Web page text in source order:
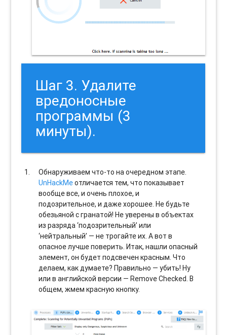
Шаг 3. Удалите
вредоносные
программы (3
минуты).
Обнаруживаем что-то на очередном этапе.
UnHackMeотличается тем, что показывает
вообще все, и очень плохое, и
подозрительное, и даже хорошее. Не будьте
обезьяной с гранатой! Не уверены в объектах
из разряда ‘подозрительный’ или
‘нейтральный’ — не трогайте их. А вот в
опасное лучше поверить. Итак, нашли опасный
элемент, он будет подсвечен красным. Что
делаем, как думаете? Правильно — убить! Ну
или в английской версии — Remove Checked. В
общем, жмем красную кнопку.